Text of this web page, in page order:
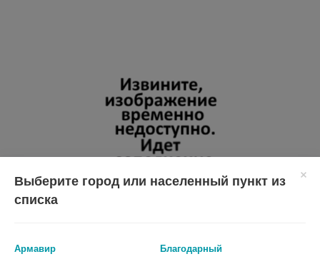
Перед применением необходимо проконсультироваться
Выберите город или населенный пункт из
списка
Армавир Благодарный